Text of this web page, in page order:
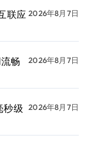
联应 2026年8月7日
畅
2026年8月7日
秒级
2026年8月7日